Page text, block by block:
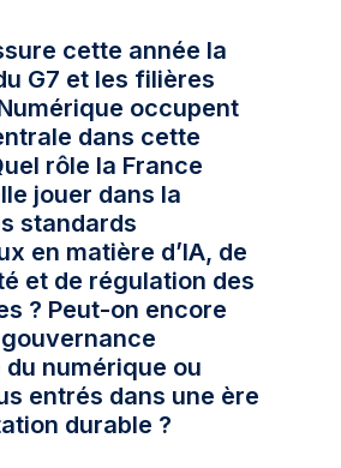
cette année la
G7 et les filières
occupent
dans cette
rôle la France
jouer dans la
standards
en matière d’IA, de
et de régulation des
? Peut-on encore
numérique ou
entrés dans une ère
durable ?